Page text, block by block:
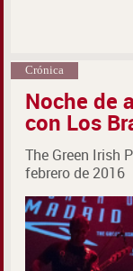
Crónica
Noche de
con Los
The Green Irish
febrero de 2016